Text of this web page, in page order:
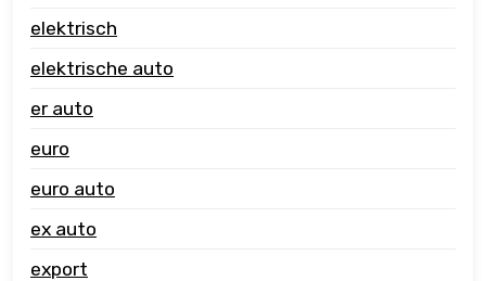
elektrisch
elektrische auto
er auto
euro
euro auto
ex auto
export